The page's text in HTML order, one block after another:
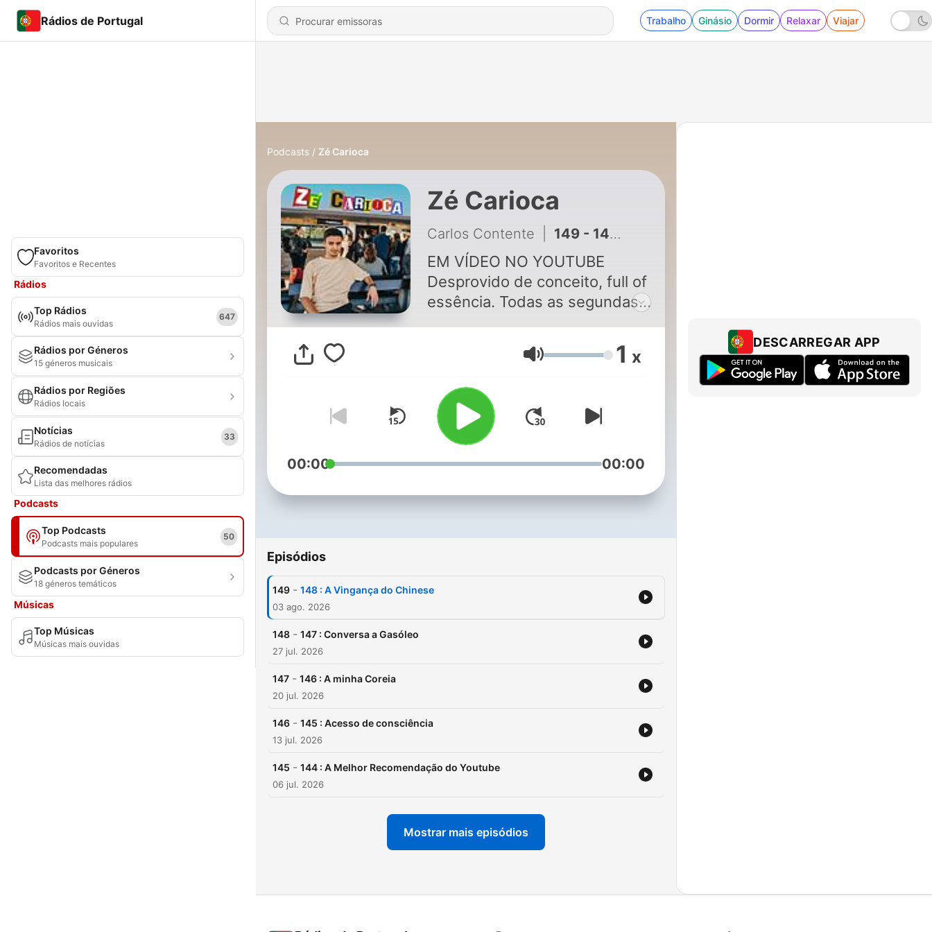
Rádios de Portugal Trabalho Ginásio Dormir Relaxar Viajar
Favoritos
Favoritos e Recentes
Rádios
Top Rádios
Rádios mais ouvidas
647
Rádios por Géneros
15 géneros musicais
Rádios por Regiões
Rádios locais
Notícias
Rádios de notícias
33
Recomendadas
Lista das melhores rádios
Podcasts
Top Podcasts
Podcasts mais populares
50
Podcasts por Géneros
18 géneros temáticos
Músicas
Top Músicas
Músicas mais ouvidas
Podcasts Zé Carioca
Zé Carioca
Carlos Contente 149 - 148 : A Vingança do Chinese
EM VÍDEO NO YOUTUBE
Desprovido de conceito, full of
essência. Todas as segundas
Volume 1 x
00:00 00:00
Episódios
149 - 148 : A Vingança do Chinese
03 ago. 2026
148 - 147 : Conversa a Gasóleo
27 jul. 2026
147 - 146 : A minha Coreia
20 jul. 2026
146 - 145 : Acesso de consciência
13 jul. 2026
145 - 144 : A Melhor Recomendação do Youtube
06 jul. 2026
Mostrar mais episódios
DESCARREGAR APP